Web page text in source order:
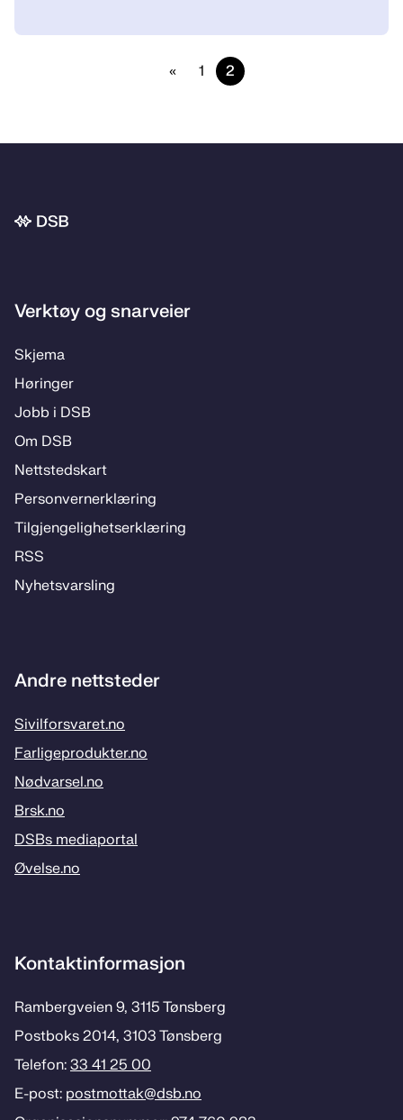
« 1 2
Bunnområde
Verktøy og snarveier
Skje­­ma
Hø­rin­­ger
Jobb i DSB
Om DSB
Nett­steds­­kart
Per­­son­ver­n­er­klæ­­ring
Til­­­gjen­­ge­­lig­hets­­er­klæ­­ring
RSS
Ny­hets­­vars­­ling
Andre nettsteder
Sivilforsvaret.no
Farligeprodukter.no
Nødvarsel.no
Brsk.no
DSBs mediaportal
Øvelse.no
Kontaktinformasjon
Rambergveien 9, 3115 Tønsberg
Postboks 2014, 3103 Tønsberg
Telefon: 33 41 25 00
E-post: postmottak­@dsb.no